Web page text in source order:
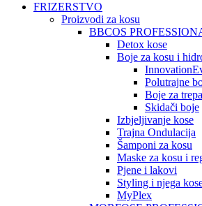
FRIZERSTVO
Proizvodi za kosu
BBCOS
Detox kose
Boje za kosu i
Polutrajne
Boje za
Skidači boje
Izbjeljivanje kose
Trajna Ondulacija
Šamponi za kosu
Maske za kosu i
Pjene i lakovi
Styling i njega
MyPlex